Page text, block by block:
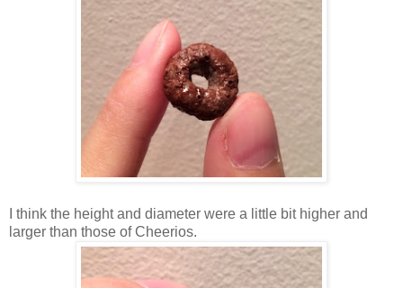
I think the height and diameter were a little bit higher and
larger than those of Cheerios.